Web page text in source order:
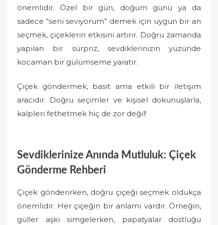
önemlidir. Özel bir gün, doğum günü ya da
sadece “seni seviyorum” demek için uygun bir an
seçmek, çiçeklerin etkisini artırır. Doğru zamanda
yapılan bir sürpriz, sevdiklerinizin yüzünde
kocaman bir gülümseme yaratır.
Çiçek göndermek, basit ama etkili bir iletişim
aracıdır. Doğru seçimler ve kişisel dokunuşlarla,
kalpleri fethetmek hiç de zor değil!
Sevdiklerinize Anında Mutluluk: Çiçek
Gönderme Rehberi
Çiçek gönderirken, doğru çiçeği seçmek oldukça
önemlidir. Her çiçeğin bir anlamı vardır. Örneğin,
güller aşkı simgelerken, papatyalar dostluğu